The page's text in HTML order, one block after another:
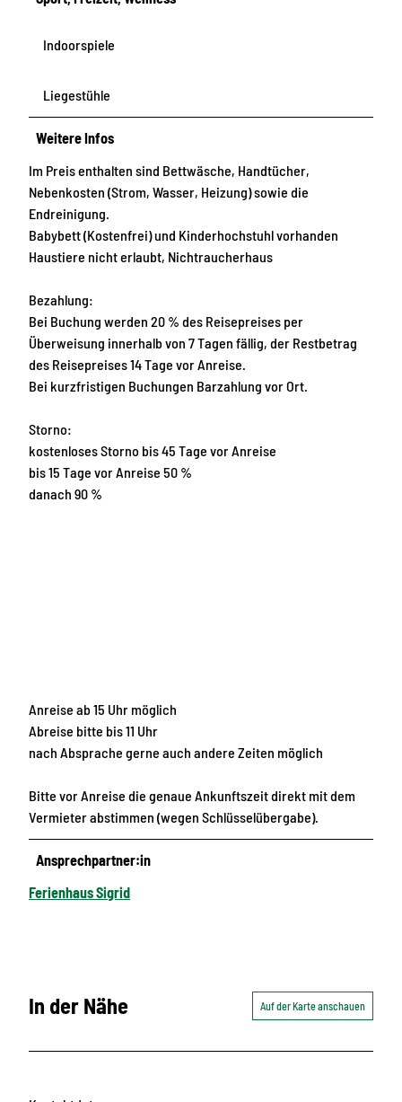
Indoorspiele
Liegestühle
Weitere Infos
Im Preis enthalten sind Bettwäsche, Handtücher,
Nebenkosten (Strom, Wasser, Heizung) sowie die
Endreinigung.
Babybett (Kostenfrei) und Kinderhochstuhl vorhanden
Haustiere nicht erlaubt, Nichtraucherhaus
Bezahlung:
Bei Buchung werden 20 % des Reisepreises per
Überweisung innerhalb von 7 Tagen fällig, der Restbetrag
des Reisepreises 14 Tage vor Anreise.
Bei kurzfristigen Buchungen Barzahlung vor Ort.
Storno:
kostenloses Storno bis 45 Tage vor Anreise
bis 15 Tage vor Anreise 50 %
danach 90 %
Anreise ab 15 Uhr möglich
Abreise bitte bis 11 Uhr
nach Absprache gerne auch andere Zeiten möglich
Bitte vor Anreise die genaue Ankunftszeit direkt mit dem
Vermieter abstimmen (wegen Schlüsselübergabe).
Ansprechpartner:in
Ferienhaus Sigrid
In der Nähe Auf der Karte anschauen